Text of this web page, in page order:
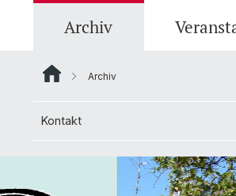
Archiv
Kontakt
Letzter Wohnort (Last Residence)
Titus Kirche
Alte Universität (Old University)
Archiv
Kontakt